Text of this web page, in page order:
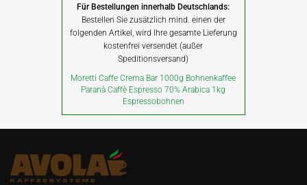
Für Bestellungen innerhalb Deutschlands:
Bestellen Sie zusätzlich mind. einen der
folgenden Artikel, wird Ihre gesamte Lieferung
kostenfrei versendet (außer
Speditionsversand)
Moretti Caffe Crema Bar 1000g Bohnenkaffee
Paranà Caffè Espresso 70% Arabica 1kg
Espressobohnen